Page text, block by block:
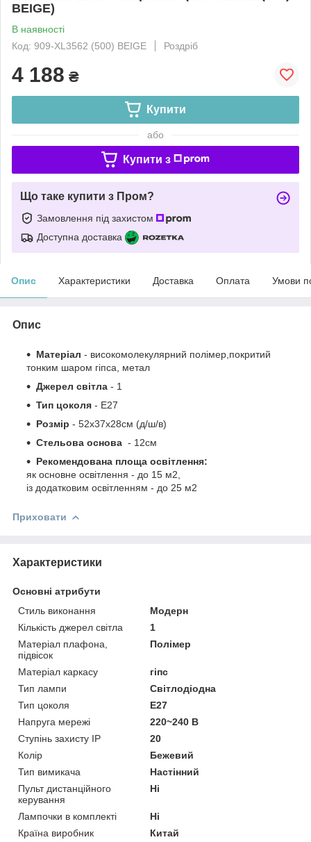
BEIGE)
В наявності
Код: 909-XL3562 (500) BEIGE
Роздріб
4 188 ₴
Купити
або
Купити з
Що таке купити з Пром?
Замовлення під захистом
Доступна доставка
Опис Характеристики Доставка Оплата Умови
Опис
Матеріал - високомолекулярний полімер,покритий
тонким шаром гіпса
метал
Джерел світла - 1
Тип цоколя - Е27
Розмір - 52х37х28см (д/ш/в)
Стельова основа - 12см
Рекомендована площа освітлення:
як основне освітлення - до 15 м2,
із додатковим освітленням - до 25 м2
Приховати
Характеристики
Основні атрибути
Стиль виконання
Модерн
Кількість джерел світла
1
Матеріал плафона,
підвісок
Полімер
Матеріал каркасу
гіпс
Тип лампи
Світлодіодна
Тип цоколя
E27
Напруга мережі
220~240 В
Ступінь захисту IP
20
Колір
Бежевий
Тип вимикача
Настінний
Пульт дистанційного
керування
Ні
Лампочки в комплекті
Ні
Країна виробник
Китай